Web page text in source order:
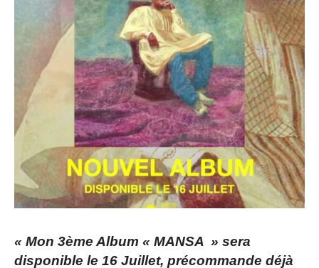
« Mon 3ème Album « MANSA » sera
disponible le 16 Juillet, précommande déjà